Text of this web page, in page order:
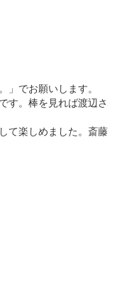
」でお願いします。
す。棒を見れば渡辺さ
て楽しめました。斎藤